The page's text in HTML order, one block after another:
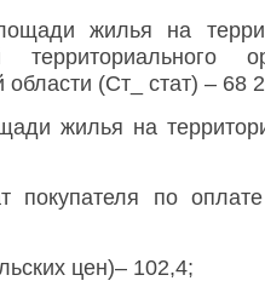
жилья на
области (Ст_ стат) – 68
жилья на
по оплате
цен)– 102,4;